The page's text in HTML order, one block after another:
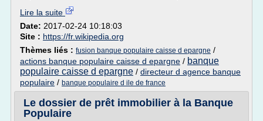
Lire la suite
Date: 2017-02-24 10:18:03
Site : https://fr.wikipedia.org
Thèmes liés : fusion banque populaire caisse d epargne /
actions banque populaire caisse d epargne / banque
populaire caisse d epargne / directeur d agence banque
populaire / banque populaire d ile de france
Le dossier de prêt immobilier à la Banque
Populaire